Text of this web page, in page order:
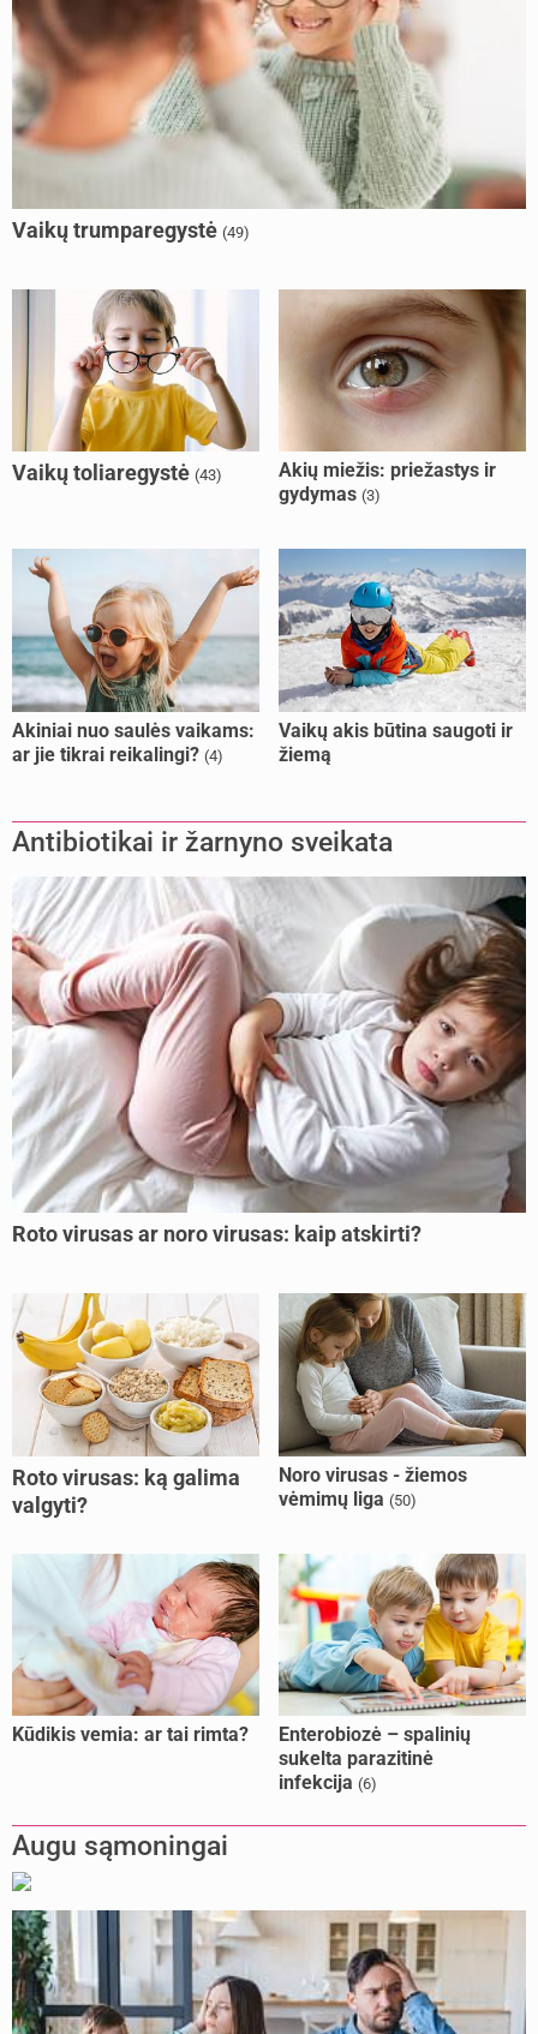
Vaikų trumparegystė (49)
Vaikų toliaregystė (43)
Akių miežis: priežastys ir
gydymas (3)
Akiniai nuo saulės vaikams:
ar jie tikrai reikalingi? (4)
Vaikų akis būtina saugoti ir
žiemą
Antibiotikai ir žarnyno sveikata
Roto virusas ar noro virusas: kaip atskirti?
Roto virusas: ką galima
valgyti?
Noro virusas - žiemos
vėmimų liga (50)
Kūdikis vemia: ar tai rimta?
Enterobiozė – spalinių
sukelta parazitinė
infekcija (6)
Augu sąmoningai